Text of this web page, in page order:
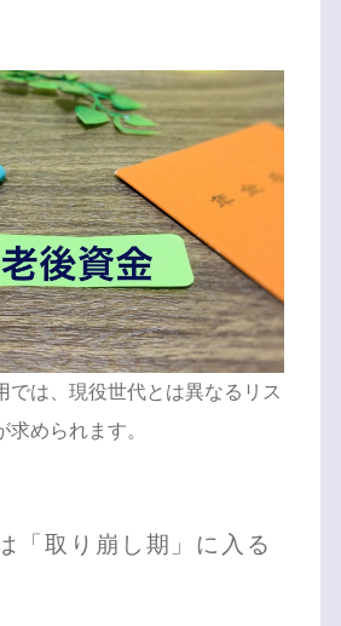
では、現役世代とは異なるリス
求められます。
「取り崩し期」に入る